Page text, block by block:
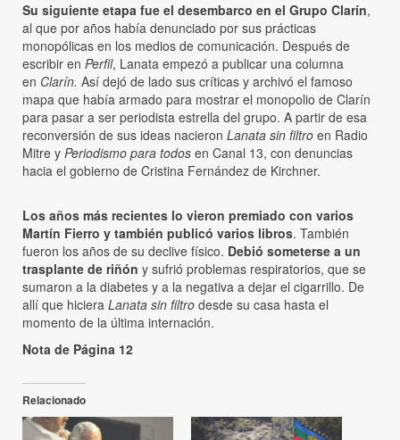
Su siguiente etapa fue el desembarco en el Grupo Clarín,
al que por años había denunciado por sus prácticas
monopólicas en los medios de comunicación. Después de
escribir en Perfil, Lanata empezó a publicar una columna
en Clarín. Así dejó de lado sus críticas y archivó el famoso
mapa que había armado para mostrar el monopolio de Clarín
para pasar a ser periodista estrella del grupo. A partir de esa
reconversión de sus ideas nacieron Lanata sin filtro en Radio
Mitre y Periodismo para todos en Canal 13, con denuncias
hacia el gobierno de Cristina Fernández de Kirchner.
Los años más recientes lo vieron premiado con varios
Martín Fierro y también publicó varios libros. También
fueron los años de su declive físico. Debió someterse a un
trasplante de riñón y sufrió problemas respiratorios, que se
sumaron a la diabetes y a la negativa a dejar el cigarrillo. De
allí que hiciera Lanata sin filtro desde su casa hasta el
momento de la última internación.
Nota de Página 12
Relacionado